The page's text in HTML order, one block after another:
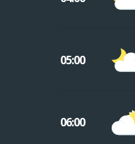
05:00
06:00